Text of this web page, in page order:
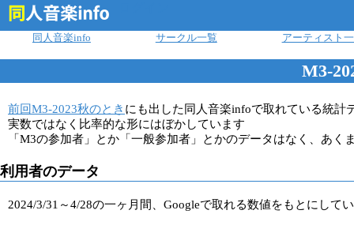
同人音楽info サークル一覧 アーティスト
M3-
前回M3-2023秋のとき にも出した同人音楽infoで取れている統計
実数ではなく比率的な形にはぼかしています
「M3の参加者」とか「一般参加者」とかのデータはなく、あ
利用者のデータ
2024/3/31～4/28の一ヶ月間、Googleで取れる数値をもとにして